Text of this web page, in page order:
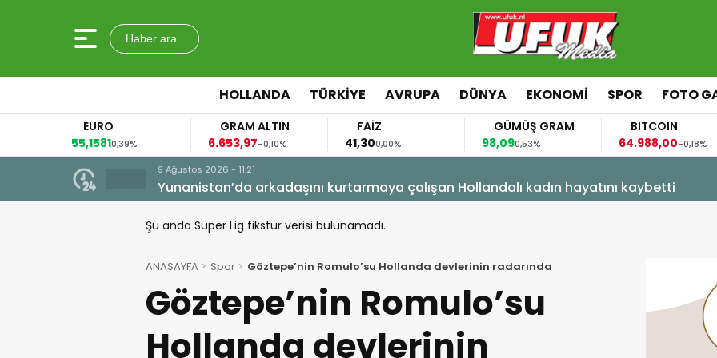
Haber ara...
HOLLANDA TÜRKIYE AVRUPA DÜNYA EKONOMI SPOR FOTO
GRAM ALTIN
6.653,97
-0,10%
FAİZ
41,30
0,00%
GÜMÜŞ GRAM
0,53%
BITCOIN
64.988,00
-0,18%
9 Ağustos 2026 - 11:21
Yunanistan’da arkadaşını kurtarmaya çalışan Hollandalı kadın hayatını kaybetti
Şu anda Süper Lig fikstür verisi bulunamadı.
ANASAYFA Spor Göztepe’nin Romulo’su Hollanda devlerinin radarında
Göztepe’nin Romulo’su
Hollanda devlerinin